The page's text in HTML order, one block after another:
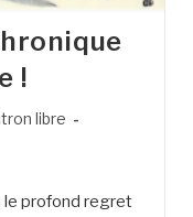
!
libre
le profond regret